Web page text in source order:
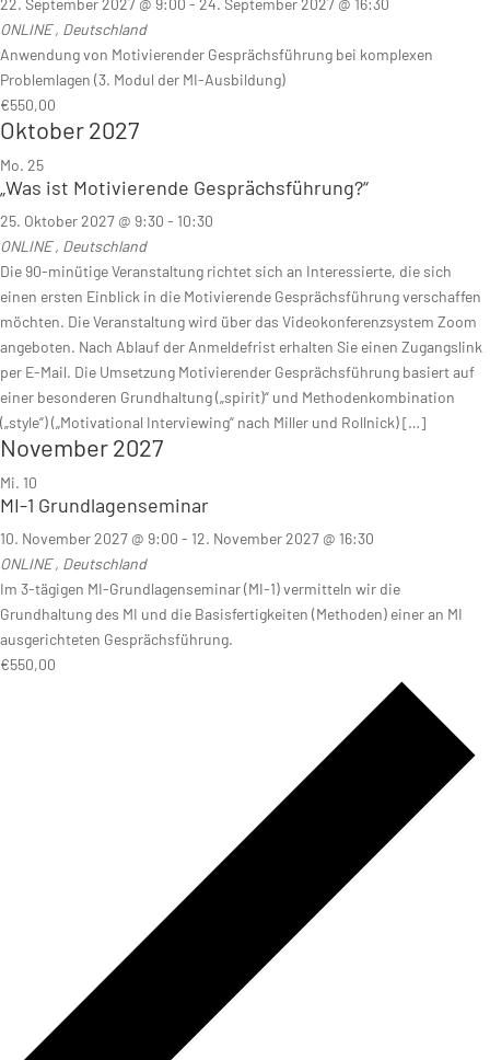
22. September 2027 @ 9:00 - 24. September 2027 @ 16:30
ONLINE, Deutschland
Anwendung von Motivierender Gesprächsführung bei komplexen
Problemlagen (3. Modul der MI-Ausbildung)
€550,00
Oktober 2027
Mo. 25
„Was ist Motivierende Gesprächsführung?“
25. Oktober 2027 @ 9:30 - 10:30
ONLINE, Deutschland
Die 90-minütige Veranstaltung richtet sich an Interessierte, die sich
einen ersten Einblick in die Motivierende Gesprächsführung verschaffen
möchten. Die Veranstaltung wird über das Videokonferenzsystem Zoom
angeboten. Nach Ablauf der Anmeldefrist erhalten Sie einen Zugangslink
per E-Mail. Die Umsetzung Motivierender Gesprächsführung basiert auf
einer besonderen Grundhaltung („spirit)“ und Methodenkombination
(„style“) („Motivational Interviewing“ nach Miller und Rollnick) […]
November 2027
Mi. 10
MI-1 Grundlagenseminar
10. November 2027 @ 9:00 - 12. November 2027 @ 16:30
ONLINE, Deutschland
Im 3-tägigen MI-Grundlagenseminar (MI-1) vermitteln wir die
Grundhaltung des MI und die Basisfertigkeiten (Methoden) einer an MI
ausgerichteten Gesprächsführung.
€550,00